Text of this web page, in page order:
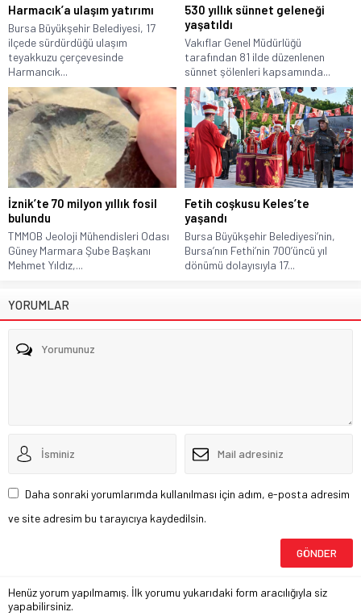
Harmacık’a ulaşım yatırımı
Bursa Büyükşehir Belediyesi, 17
ilçede sürdürdüğü ulaşım
teyakkuzu çerçevesinde
Harmancık...
530 yıllık sünnet geleneği
yaşatıldı
Vakıflar Genel Müdürlüğü
tarafından 81 ilde düzenlenen
sünnet şölenleri kapsamında...
İznik’te 70 milyon yıllık fosil
bulundu
TMMOB Jeoloji Mühendisleri Odası
Güney Marmara Şube Başkanı
Mehmet Yıldız,...
Fetih coşkusu Keles’te
yaşandı
Bursa Büyükşehir Belediyesi’nin,
Bursa’nın Fethi’nin 700’üncü yıl
dönümü dolayısıyla 17...
YORUMLAR
Daha sonraki yorumlarımda kullanılması için adım, e-posta adresim
ve site adresim bu tarayıcıya kaydedilsin.
Henüz yorum yapılmamış. İlk yorumu yukarıdaki form aracılığıyla siz
yapabilirsiniz.